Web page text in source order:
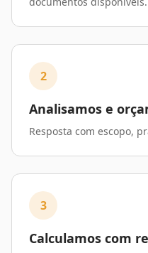
2
Analisamos e
Resposta com escopo,
3
Calculamos com